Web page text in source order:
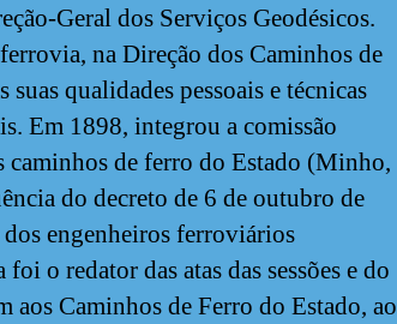
Geral dos Serviços Geodésicos.
na Direção dos Caminhos de
qualidades pessoais e técnicas
Em 1898, integrou a comissão
caminhos de ferro do Estado (Minho,
do decreto de 6 de outubro de
engenheiros ferroviários
o redator das atas das sessões e do
Caminhos de Ferro do Estado, ao